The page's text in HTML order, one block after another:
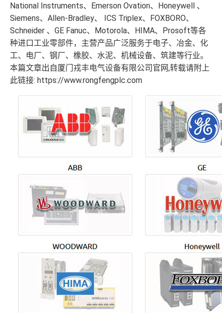
National Instruments、Emerson Ovation、Honeywell 、
Siemens、Allen-Bradley、 ICS Triplex、FOXBORO、
Schneider 、GE Fanuc、Motorola、HIMA、Prosoft等各
种进口工业零部件，主营产品广泛服务于电子、冶金、化
工、电厂、钢厂、橡胶、水泥、机械设备、筑建等行业。
本篇文章出自厦门戎丰电气设备有限公司官网,转载请附上
此链接: https://www.rongfengplc.com